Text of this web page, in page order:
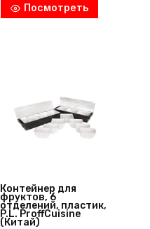
Посмотреть
Контейнер для
фруктов, 6
отделений, пластик,
P.L. ProffСuisine
(Китай)